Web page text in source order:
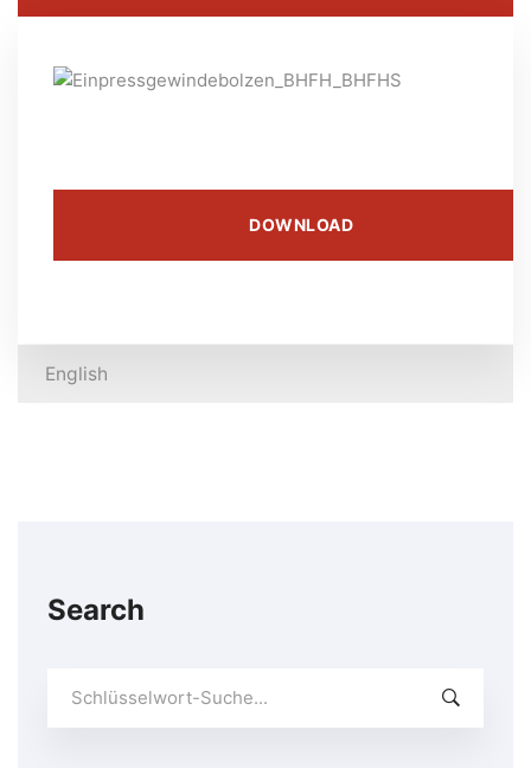
DOWNLOAD
English
Search
Sie